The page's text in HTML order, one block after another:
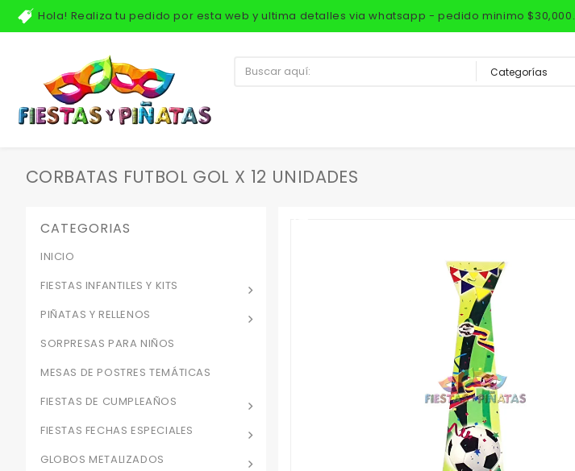
Hola! Realiza tu pedido por esta web y ultima detalles via whatsapp - pedido minimo $30,000.
CORBATAS FUTBOL GOL X 12 UNIDADES
CATEGORIAS
INICIO
FIESTAS INFANTILES Y KITS
PIÑATAS Y RELLENOS
SORPRESAS PARA NIÑOS
MESAS DE POSTRES TEMÁTICAS
FIESTAS DE CUMPLEAÑOS
FIESTAS FECHAS ESPECIALES
GLOBOS METALIZADOS